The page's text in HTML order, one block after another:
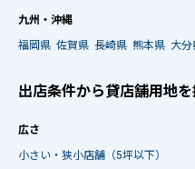
九州・沖縄
福岡県 佐賀県 長崎県 熊本県 大分
出店条件から貸店舗用地を
広さ
小さい・狭小店舗（5坪以下）